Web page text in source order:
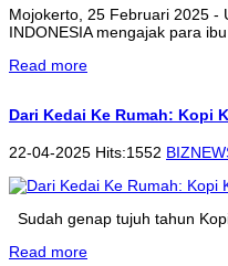
Mojokerto, 25 Februari 2025 -
INDONESIA mengajak para
Read more
Dari Kedai Ke Rumah: Kopi
22-04-2025 Hits:1552
Sudah genap tujuh tahun
Read more